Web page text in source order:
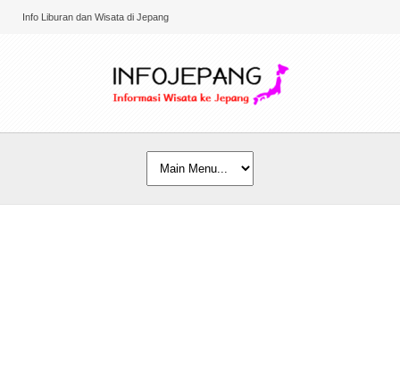
Info Liburan dan Wisata di Jepang